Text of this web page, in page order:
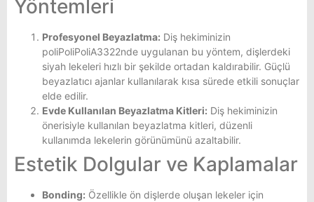
Yöntemleri
Profesyonel Beyazlatma: Diş hekiminizin
poliPoliPoliA3322nde uygulanan bu yöntem, dişlerdeki
siyah lekeleri hızlı bir şekilde ortadan kaldırabilir. Güçlü
beyazlatıcı ajanlar kullanılarak kısa sürede etkili sonuçlar
elde edilir.
Evde Kullanılan Beyazlatma Kitleri: Diş hekiminizin
önerisiyle kullanılan beyazlatma kitleri, düzenli
kullanımda lekelerin görünümünü azaltabilir.
Estetik Dolgular ve Kaplamalar
Bonding: Özellikle ön dişlerde oluşan lekeler için